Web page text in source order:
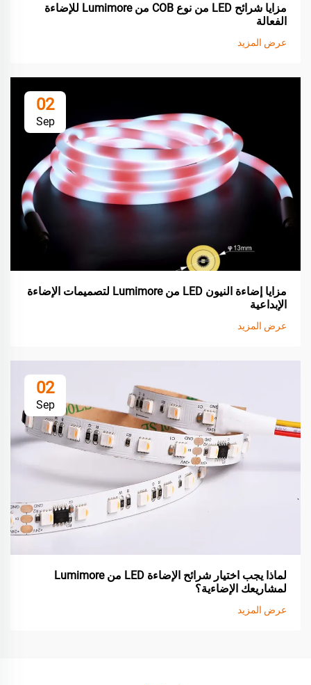
مزايا شرائح LED من نوع COB من Lumimore للإضاءة
الفعالة
عرض المزيد
02
Sep
مزايا إضاءة النيون LED من Lumimore لتصميمات الإضاءة
الإبداعية
عرض المزيد
02
Sep
لماذا يجب اختيار شرائح الإضاءة LED من Lumimore
لمشاريعك الإضاءية؟
عرض المزيد